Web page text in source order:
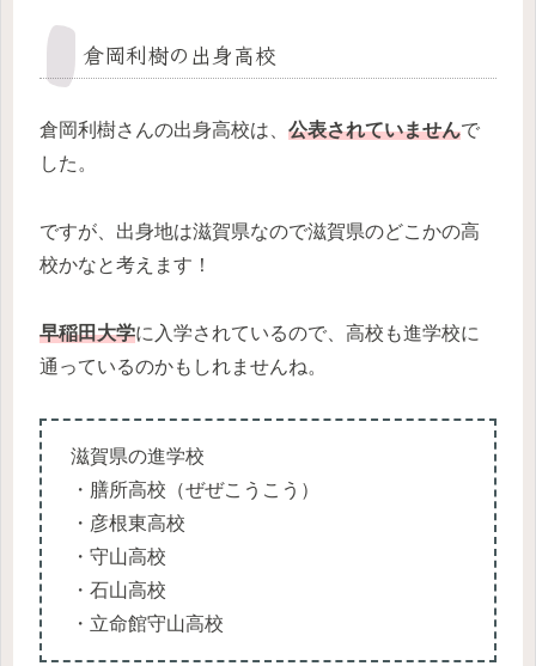
倉岡利樹の出身高校
倉岡利樹さんの出身高校は、 公表されていませんで
した。
ですが、出身地は滋賀県なので滋賀県のどこかの高
校かなと考えます！
早稲田大学に入学されているので、高校も進学校に
通っているのかもしれませんね。
滋賀県の進学校
・膳所高校（ぜぜこうこう）
・彦根東高校
・守山高校
・石山高校
・立命館守山高校